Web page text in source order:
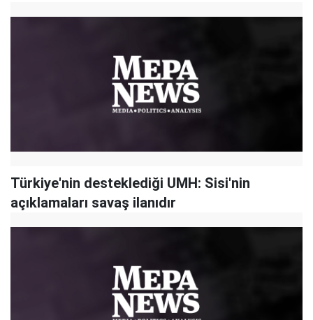
Türkiye'nin desteklediği UMH: Sisi'nin
açıklamaları savaş ilanıdır